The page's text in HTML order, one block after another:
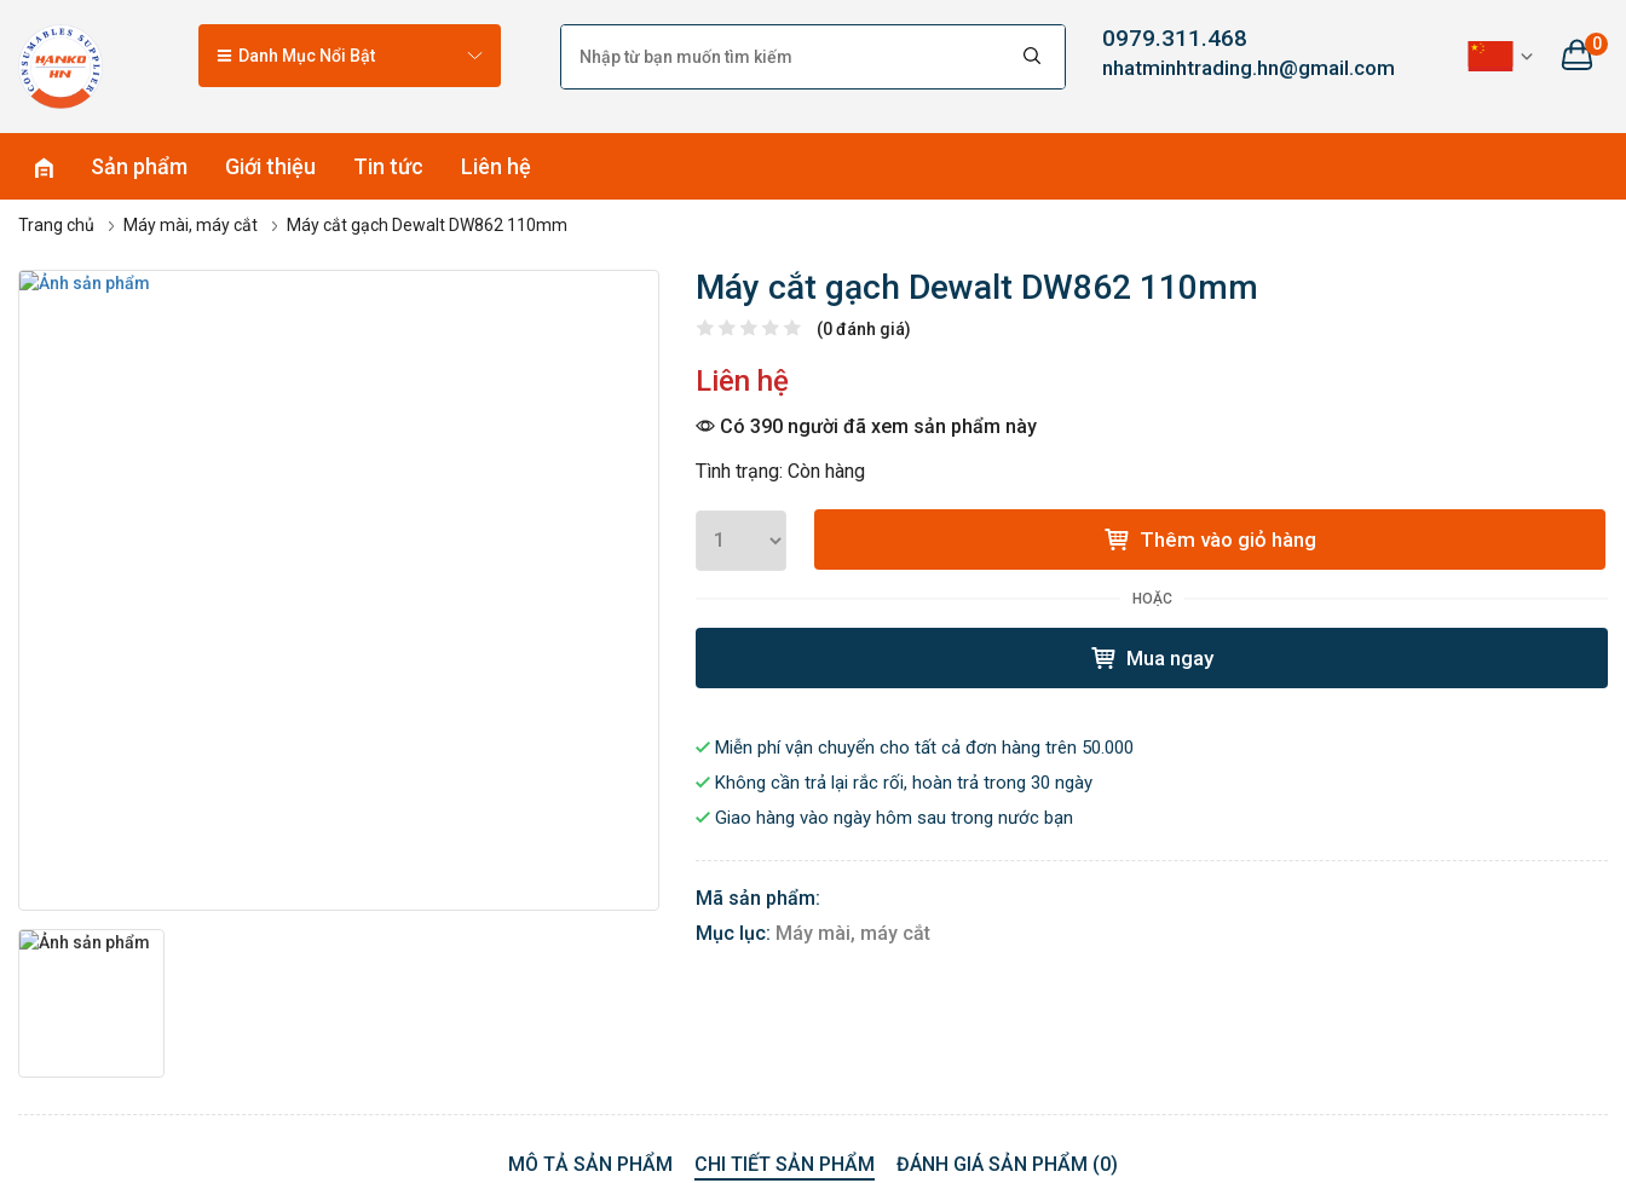
Danh Mục Nổi Bật
0979.311.468
nhatminhtrading.hn@gmail.com
0
Sản phẩm Giới thiệu Tin tức Liên hệ
Trang chủ Máy mài, máy cắt Máy cắt gạch Dewalt DW862 110mm
Máy cắt gạch Dewalt DW862 110mm
(0 đánh giá)
Liên hệ
Có 390 người đã xem sản phẩm này
Tình trạng: Còn hàng
Thêm vào giỏ hàng
HOẶC
Mua ngay
Miễn phí vận chuyển cho tất cả đơn hàng trên 50.000
Không cần trả lại rắc rối, hoàn trả trong 30 ngày
Giao hàng vào ngày hôm sau trong nước bạn
Mã sản phẩm:
Mục lục: Máy mài, máy cắt
MÔ TẢ SẢN PHẨM CHI TIẾT SẢN PHẨM ĐÁNH GIÁ SẢN PHẨM (0)